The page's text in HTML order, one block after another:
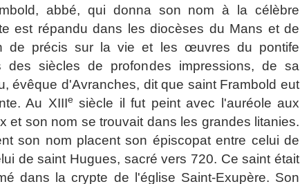
abbé, qui donna son nom à la célèbre
est répandu dans les diocèses du Mans et de
de précis sur la vie et les œuvres du pontife
siècles de profondes impressions, de sa
évêque d'Avranches, dit que saint Frambold eut
Au XIIIesiècle il fut peint avec l'auréole aux
et son nom se trouvait dans les grandes litanies.
son nom placent son épiscopat entre celui de
de saint Hugues, sacré vers 720. Ce saint était
dans la crypte de l'église Saint-Exupère. Son